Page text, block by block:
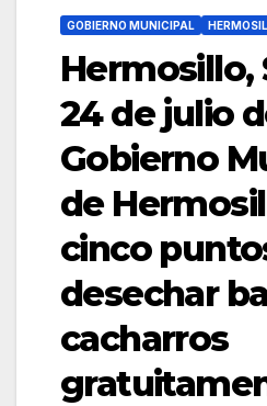
GOBIERNO MUNICIPAL
Hermosillo,
24 de julio
Gobierno
de
cinco
desechar
cacharros